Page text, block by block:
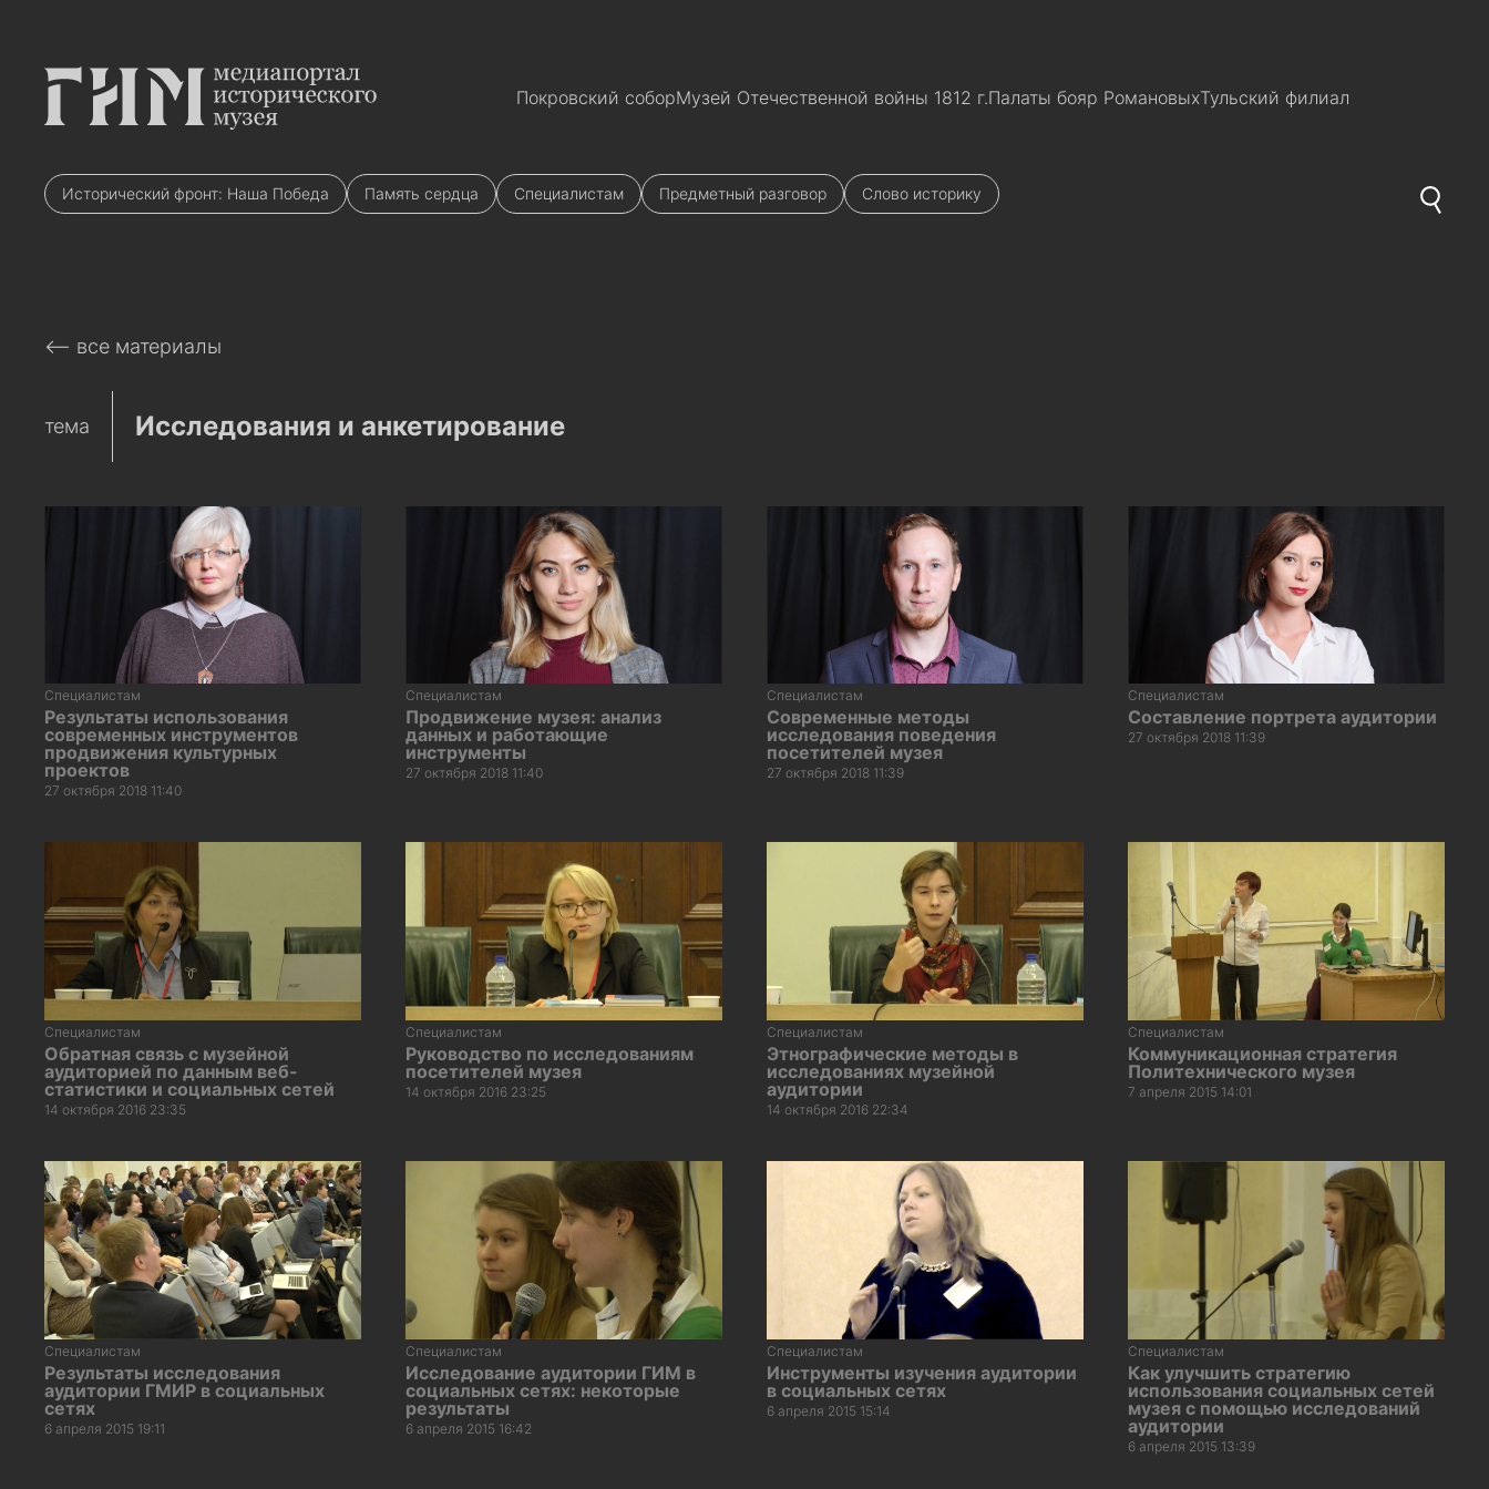
Покровский соборМузей Отечественной войны 1812 г.Палаты бояр РомановыхТульский филиал
Исторический фронт: Наша Победа Память сердца Специалистам Предметный разговор Слово историку
⟵ все материалы
тема Исследования и анкетирование
Специалистам
Результаты использования
современных инструментов
продвижения культурных
проектов
27 октября 2018 11:40
Специалистам
Продвижение музея: анализ
данных и работающие
инструменты
27 октября 2018 11:40
Специалистам
Современные методы
исследования поведения
посетителей музея
27 октября 2018 11:39
Специалистам
Составление портрета аудитории
27 октября 2018 11:39
Специалистам
Обратная связь с музейной
аудиторией по данным веб-
статистики и социальных сетей
14 октября 2016 23:35
Специалистам
Руководство по исследованиям
посетителей музея
14 октября 2016 23:25
Специалистам
Этнографические методы в
исследованиях музейной
аудитории
14 октября 2016 22:34
Специалистам
Коммуникационная стратегия
Политехнического музея
7 апреля 2015 14:01
Специалистам
Результаты исследования
аудитории ГМИР в социальных
сетях
6 апреля 2015 19:11
Специалистам
Исследование аудитории ГИМ в
социальных сетях: некоторые
результаты
6 апреля 2015 16:42
Специалистам
Инструменты изучения аудитории
в социальных сетях
6 апреля 2015 15:14
Специалистам
Как улучшить стратегию
использования социальных сетей
музея с помощью исследований
аудитории
6 апреля 2015 13:39